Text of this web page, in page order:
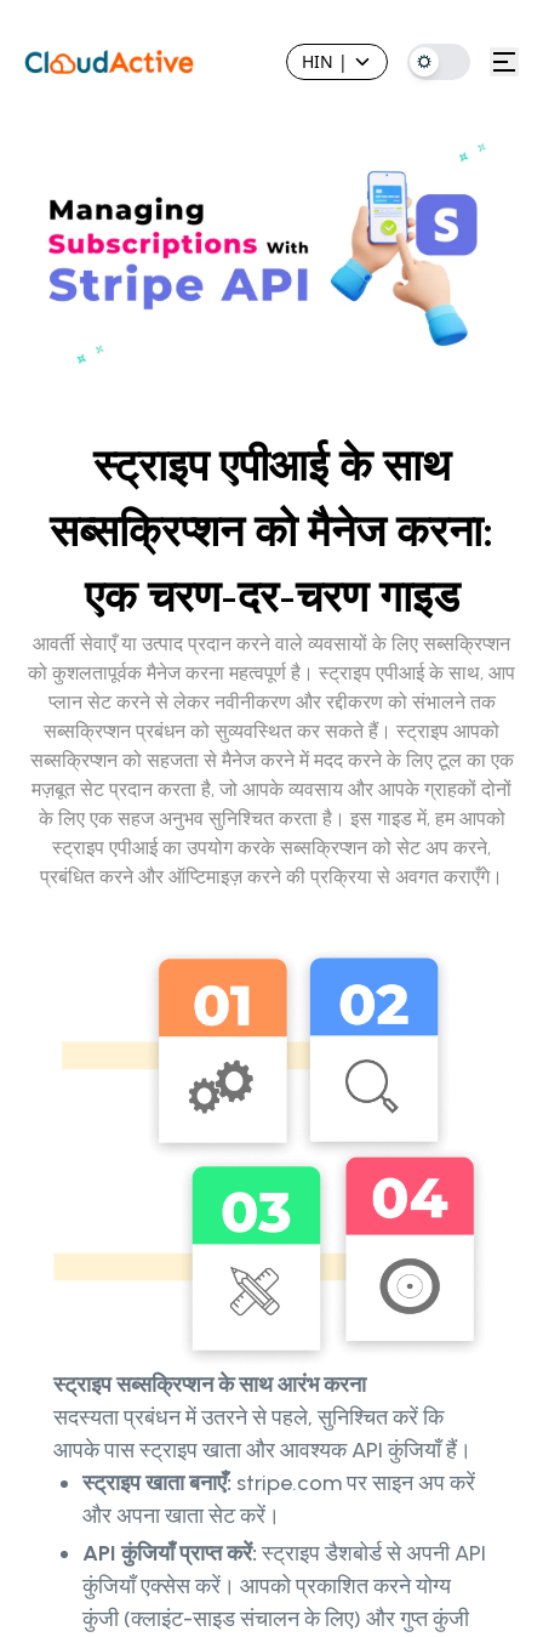
HIN |
स्ट्राइप एपीआई के साथ
सब्सक्रिप्शन को मैनेज करना:
एक चरण-दर-चरण गाइड
आवर्ती सेवाएँ या उत्पाद प्रदान करने वाले व्यवसायों के लिए सब्सक्रिप्शन
को कुशलतापूर्वक मैनेज करना महत्वपूर्ण है। स्ट्राइप एपीआई के साथ, आप
प्लान सेट करने से लेकर नवीनीकरण और रद्दीकरण को संभालने तक
सब्सक्रिप्शन प्रबंधन को सुव्यवस्थित कर सकते हैं। स्ट्राइप आपको
सब्सक्रिप्शन को सहजता से मैनेज करने में मदद करने के लिए टूल का एक
मज़बूत सेट प्रदान करता है, जो आपके व्यवसाय और आपके ग्राहकों दोनों
के लिए एक सहज अनुभव सुनिश्चित करता है। इस गाइड में, हम आपको
स्ट्राइप एपीआई का उपयोग करके सब्सक्रिप्शन को सेट अप करने,
प्रबंधित करने और ऑप्टिमाइज़ करने की प्रक्रिया से अवगत कराएँगे।
स्ट्राइप सब्सक्रिप्शन के साथ आरंभ करना
सदस्यता प्रबंधन में उतरने से पहले, सुनिश्चित करें कि
आपके पास स्ट्राइप खाता और आवश्यक API कुंजियाँ हैं।
स्ट्राइप खाता बनाएँ: stripe.com पर साइन अप करें
और अपना खाता सेट करें।
API कुंजियाँ प्राप्त करें:स्ट्राइप डैशबोर्ड से अपनी API
कुंजियाँ एक्सेस करें। आपको प्रकाशित करने योग्य
कुंजी (क्लाइंट-साइड संचालन के लिए) और गुप्त कुंजी